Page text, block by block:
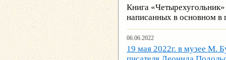
Книга «Четырехугольник»
написанных в основном в
06.06.2022
19 мая 2022г. в музее М.